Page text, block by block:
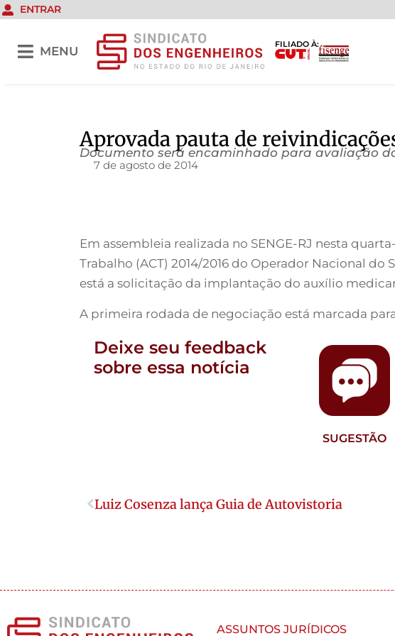
ENTRAR
MENU
FILIADO À:
Aprovada pauta de
Documento será encaminhado para avaliação
7 de agosto de 2014
Em assembleia realizada no SENGE-RJ nesta
Trabalho (ACT) 2014/2016 do Operador Nacional
está a solicitação da implantação do auxílio
A primeira rodada de negociação está marcada
Deixe seu feedback
sobre essa notícia
SUGESTÃO
Luiz Cosenza lança Guia de Autovistoria
ASSUNTOS JURÍDICOS